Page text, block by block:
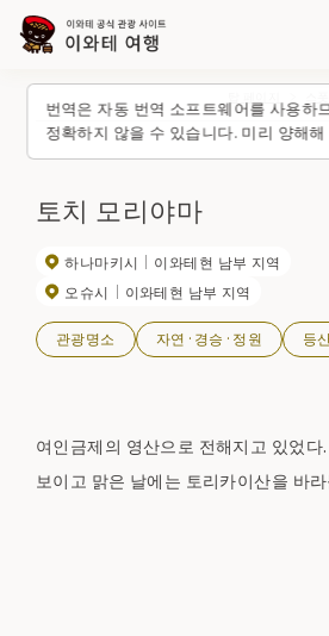
번역은 자동 번역 소프트웨어를 사용하
정확하지 않을 수 있습니다. 미리 양해
토치 모리야마
하나마키시
이와테현 남부 지역
오슈시
이와테현 남부 지역
관광명소 자연·경승·정원 등
여인금제의 영산으로 전해지고 있었
보이고 맑은 날에는 토리카이산을 바